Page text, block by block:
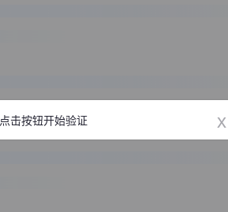
点击按钮开始验证 x